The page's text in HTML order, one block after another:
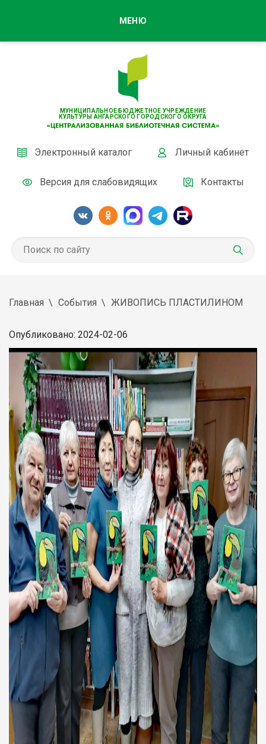
МУНИЦИПАЛЬНОЕ БЮДЖЕТНОЕ УЧРЕЖДЕНИЕ
КУЛЬТУРЫ АНГАРСКОГО ГОРОДСКОГО ОКРУГА
Электронный каталог Личный кабинет
Версия для слабовидящих Контакты
МЕНЮ
Главная События ЖИВОПИСЬ ПЛАСТИЛИНОМ
Опубликовано: 2024-02-06